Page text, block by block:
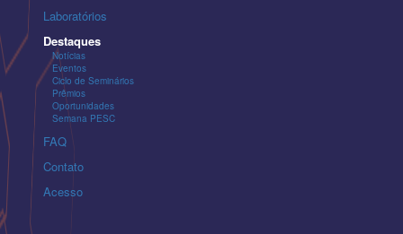
Laboratórios
Destaques
Notícias
Eventos
Ciclo de Seminários
Prêmios
Oportunidades
Semana PESC
FAQ
Contato
Acesso